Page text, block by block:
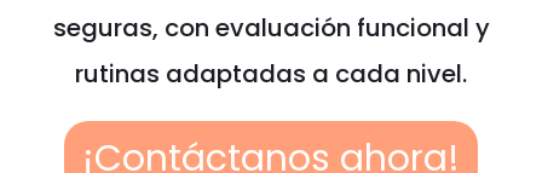
seguras, con evaluación funcional y
rutinas adaptadas a cada nivel.
¡Contáctanos ahora!